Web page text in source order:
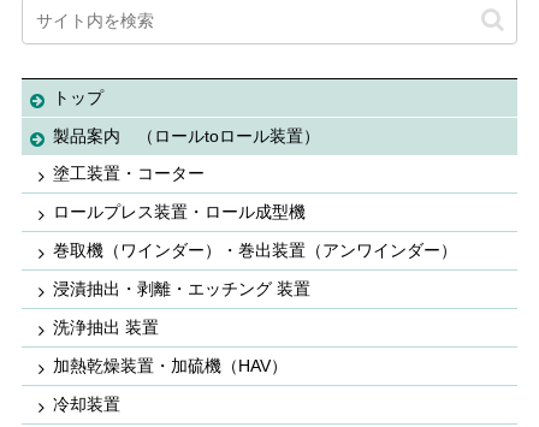
トップ
製品案内 （ロールtoロール装置）
塗工装置・コーター
ロールプレス装置・ロール成型機
巻取機（ワインダー）・巻出装置（アンワインダー）
浸漬抽出・剥離・エッチング 装置
洗浄抽出 装置
加熱乾燥装置・加硫機（HAV）
冷却装置